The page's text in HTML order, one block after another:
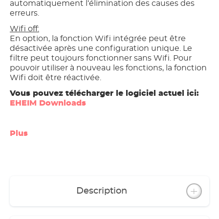
automatiquement l‘élimination des causes des
erreurs.
Wifi off:
En option, la fonction Wifi intégrée peut être
désactivée après une configuration unique. Le
filtre peut toujours fonctionner sans Wifi. Pour
pouvoir utiliser à nouveau les fonctions, la fonction
Wifi doit être réactivée.
Vous pouvez télécharger le logiciel actuel ici:
EHEIM Downloads
Plus
Description